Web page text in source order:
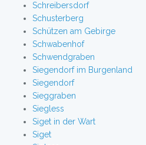
Schreibersdorf
Schusterberg
Schützen am Gebirge
Schwabenhof
Schwendgraben
Siegendorf im Burgenland
Siegendorf
Sieggraben
Siegless
Siget in der Wart
Siget